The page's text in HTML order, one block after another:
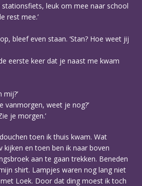
stationsfiets, leuk om mee naar school
rest mee.’
op, bleef even staan. ‘Stan? Hoe weet jij
eerste keer dat je naast me kwam
vanmorgen, weet je nog?’
je morgen.’
toen ik thuis kwam. Wat
kijken en toen ben ik naar boven
aan te gaan trekken. Beneden
shirt. Lampjes waren nog lang niet
Loek. Door dat ding moest ik toch